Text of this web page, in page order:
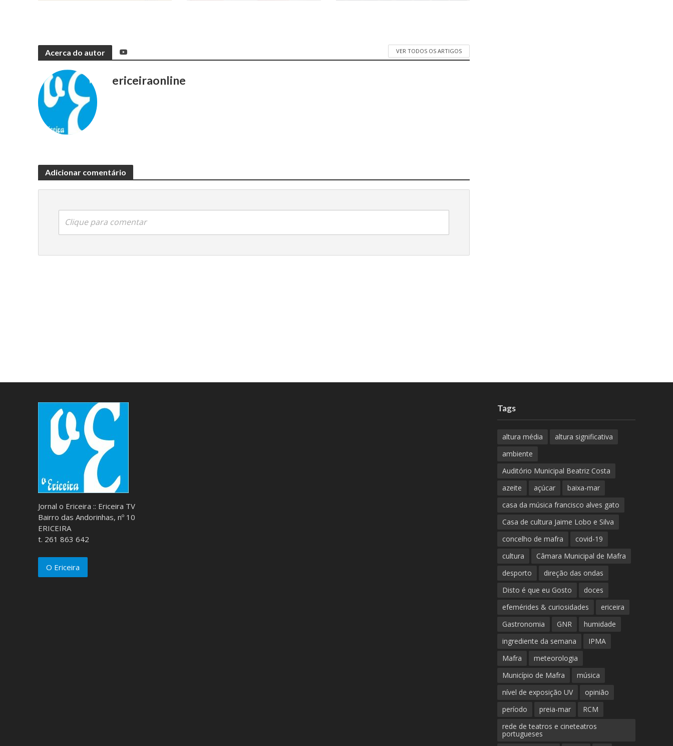
Acerca do autor VER TODOS OS ARTIGOS
ericeiraonline
Adicionar comentário
Clique para comentar
Jornal o Ericeira :: Ericeira TV
Bairro das Andorinhas, nº 10
ERICEIRA
t. 261 863 642
O Ericeira
Tags
altura média
altura significativa
ambiente
Auditório Municipal Beatriz Costa
azeite
açúcar
baixa-mar
casa da música francisco alves gato
Casa de cultura Jaime Lobo e Silva
concelho de mafra
covid-19
cultura
Câmara Municipal de Mafra
desporto
direção das ondas
Disto é que eu Gosto
doces
efemérides & curiosidades
ericeira
Gastronomia
GNR
humidade
ingrediente da semana
IPMA
Mafra
meteorologia
Município de Mafra
música
nível de exposição UV
opinião
período
preia-mar
RCM
rede de teatros e cineteatros
portugueses